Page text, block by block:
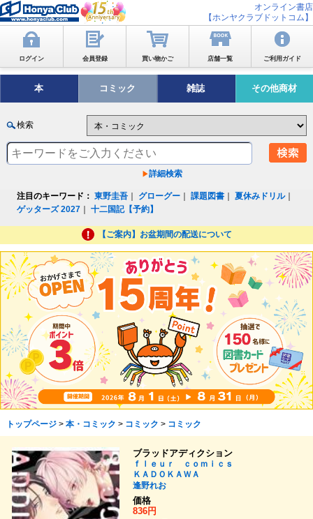
オンライン書店
【ホンヤクラブドットコム】
ログイン 会員登録 買い物かご 店舗一覧 ご利用ガイド
本 コミック 雑誌 その他商材
検索
詳細検索
注目のキーワード： 東野圭吾 グローグー ｜課題図書 ｜夏休みドリル｜
ゲッターズ 2027 ｜十二国記【予約】
【ご案内】お盆期間の配送について
トップページ> 本・コミック > コミック > コミック
ブラッドアディクション
ｆｌｅｕｒ ｃｏｍｉｃｓ
ＫＡＤＯＫＡＷＡ
逢野れお
価格
836円